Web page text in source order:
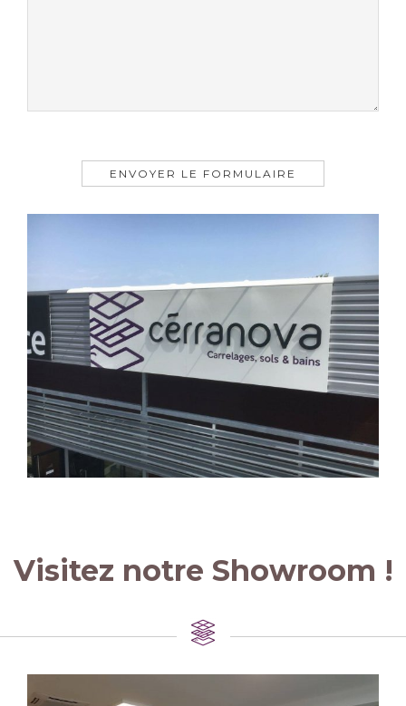
Visitez notre Showroom !